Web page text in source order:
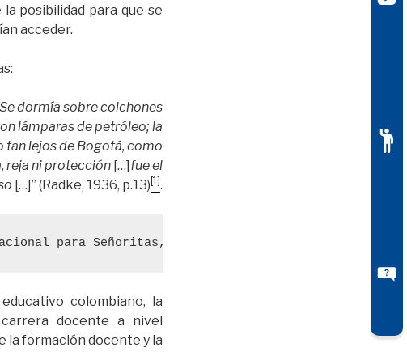
posibilidad para que se
acceder.
dormía sobre colchones
lámparas de petróleo; la
tan lejos de Bogotá, como
reja ni protección […] fue el
[…]” (Radke, 1936, p.13) [1].
para Señoritas, desde 1927 hasta 1935. pág. 13
colombiano, la
docente a nivel
la formación docente y la